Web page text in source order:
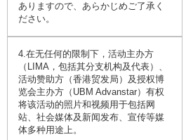
ありますので、あらかじめご了承く
ださい。
4.在无任何的限制下，活动主办方
（LIMA，包括其分支机构及代表）、
活动赞助方（香港贸发局）及授权博
览会主办方（UBM Advanstar）有权
将该活动的照片和视频用于包括网
站、社会媒体及新闻发布、宣传等媒
体多种用途上。